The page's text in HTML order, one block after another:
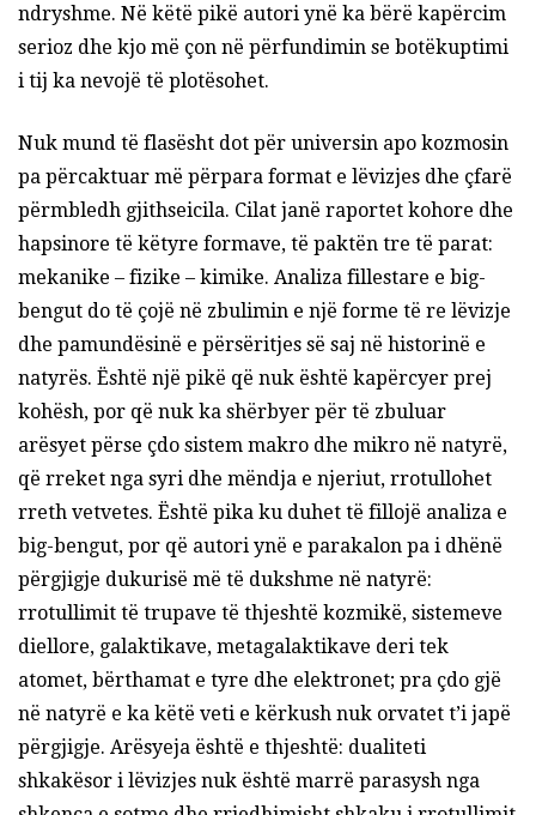
ndryshme. Në këtë pikë autori ynë ka bërë kapërcim
serioz dhe kjo më çon në përfundimin se botëkuptimi
i tij ka nevojë të plotësohet.
Nuk mund të flasësht dot për universin apo kozmosin
pa përcaktuar më përpara format e lëvizjes dhe çfarë
përmbledh gjithseicila. Cilat janë raportet kohore dhe
hapsinore të këtyre formave, të paktën tre të parat:
mekanike – fizike – kimike. Analiza fillestare e big-
bengut do të çojë në zbulimin e një forme të re lëvizje
dhe pamundësinë e përsëritjes së saj në historinë e
natyrës. Është një pikë që nuk është kapërcyer prej
kohësh, por që nuk ka shërbyer për të zbuluar
arësyet përse çdo sistem makro dhe mikro në natyrë,
që rreket nga syri dhe mëndja e njeriut, rrotullohet
rreth vetvetes. Është pika ku duhet të fillojë analiza e
big-bengut, por që autori ynë e parakalon pa i dhënë
përgjigje dukurisë më të dukshme në natyrë:
rrotullimit të trupave të thjeshtë kozmikë, sistemeve
diellore, galaktikave, metagalaktikave deri tek
atomet, bërthamat e tyre dhe elektronet; pra çdo gjë
në natyrë e ka këtë veti e kërkush nuk orvatet t’i japë
përgjigje. Arësyeja është e thjeshtë: dualiteti
shkakësor i lëvizjes nuk është marrë parasysh nga